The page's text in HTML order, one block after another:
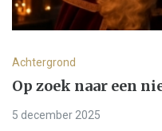
Achtergrond
Op zoek naar een
5 december 2025